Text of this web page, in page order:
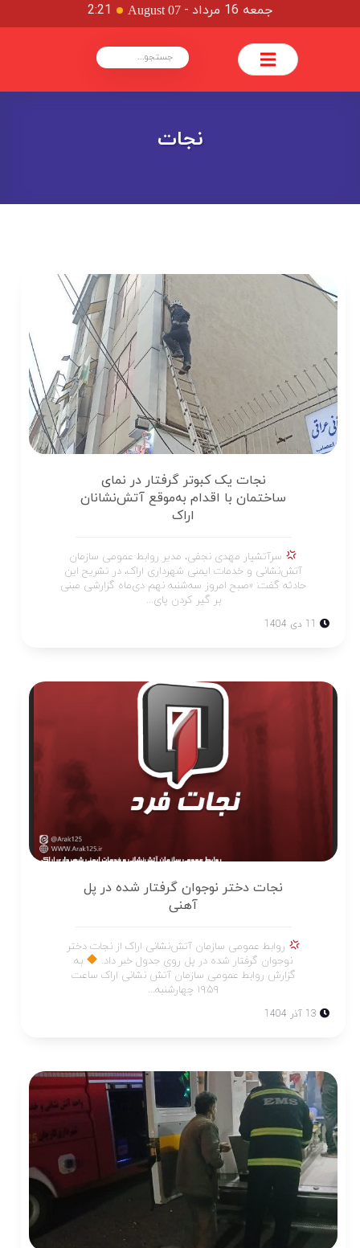
جمعه 16 مرداد -
August 07
2:21
نجات
نجات یک کبوتر گرفتار در نمای
ساختمان با اقدام به‌موقع آتش‌نشانان
اراک
سرآتشیار مهدی نجفی، مدیر روابط عمومی سازمان
آتش‌نشانی و خدمات ایمنی شهرداری اراک، در تشریح این
حادثه گفت: «صبح امروز سه‌شنبه نهم دی‌ماه گزارشی مبنی
بر گیر کردن پای...
11 دی 1404
نجات دختر نوجوان گرفتار شده در پل
آهنی
روابط عمومی سازمان آتش‌نشانی اراک از نجات دختر
نوجوان گرفتار شده در پل روی جدول خبر داد.
به
گزارش روابط عمومی سازمان آتش نشانی اراک ساعت
۱۹:۵۹ چهارشنبه...
13 آذر 1404